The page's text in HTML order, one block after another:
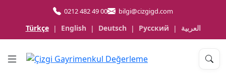
0212 482 49 00 bilgi@cizgigd.com
Türkçe | English | Deutsch | Русский | العربية